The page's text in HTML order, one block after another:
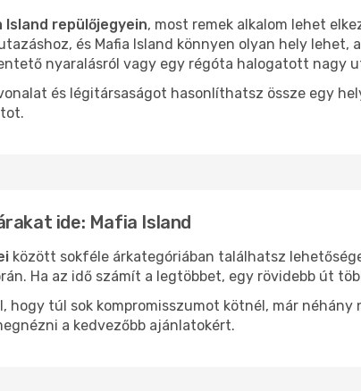
Island repülőjegyein, most remek alkalom lehet
és Mafia Island könnyen olyan hely
nyaralásról vagy egy régóta halogatott nagy
és légitársaságot hasonlíthatsz össze egy
ide: Mafia Island
között sokféle árkategóriában találhatsz
Ha az idő számít a legtöbbet, egy rövidebb út
hogy túl sok kompromisszumot kötnél, már
a kedvezőbb ajánlatokért.